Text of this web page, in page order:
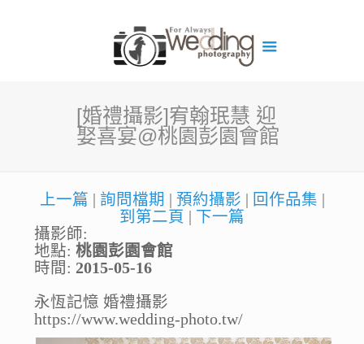
[婚禮攝影]宥翰珉慧 迎
娶喜宴@桃園彭園會館
上一篇 詢問檔期 預約攝影 回作品集
到第二頁
下一篇
攝影師:
地點: 桃園彭園會館
時間: 2015-05-16
永恆記憶 婚禮攝影
https://www.wedding-photo.tw/